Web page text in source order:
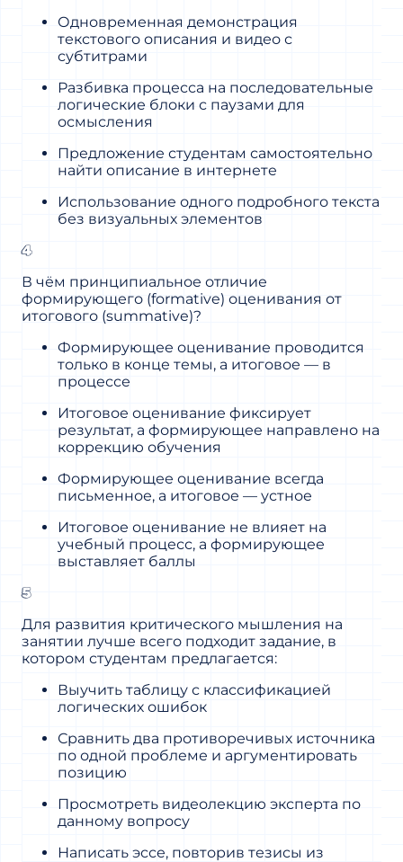
Одновременная демонстрация
текстового описания и видео с
субтитрами
Разбивка процесса на последовательные
логические блоки с паузами для
осмысления
Предложение студентам самостоятельно
найти описание в интернете
Использование одного подробного текста
без визуальных элементов
4
В чём принципиальное отличие
формирующего (formative) оценивания от
итогового (summative)?
Формирующее оценивание проводится
только в конце темы, а итоговое — в
процессе
Итоговое оценивание фиксирует
результат, а формирующее направлено на
коррекцию обучения
Формирующее оценивание всегда
письменное, а итоговое — устное
Итоговое оценивание не влияет на
учебный процесс, а формирующее
выставляет баллы
5
Для развития критического мышления на
занятии лучше всего подходит задание, в
котором студентам предлагается:
Выучить таблицу с классификацией
логических ошибок
Сравнить два противоречивых источника
по одной проблеме и аргументировать
позицию
Просмотреть видеолекцию эксперта по
данному вопросу
Написать эссе, повторив тезисы из